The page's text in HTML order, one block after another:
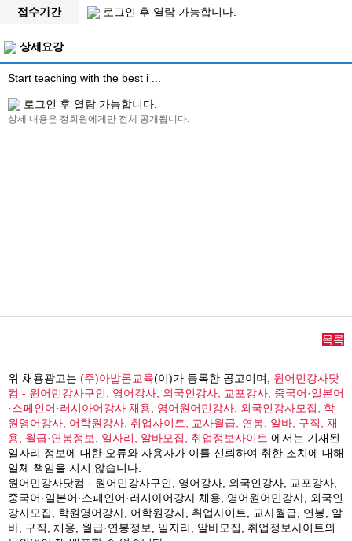
접수기간 로그인 후 열람 가능합니다.
상세요강
Start teaching with the best i ...
로그인 후 열람 가능합니다.
상세 내용은 정회원에게만 전체 공개됩니다.
목록
위 채용광고는 (주)아발론교육(이)가 등록한 공고이며, 원어민강사닷
컴 - 원어민강사구인, 영어강사, 외국인강사, 교포강사, 중국어·일본어
·스페인어·러시아어강사 채용, 영어원어민강사, 외국인강사모집, 학
원영어강사, 어학원강사, 취업사이트, 교사월급, 연봉, 알바, 구직, 채
용, 월급·연봉정보, 일자리, 알바모집, 취업정보사이트 에서는 기재된
일자리 정보에 대한 오류와 사용자가 이를 신뢰하여 취한 조치에 대해
일체 책임을 지지 않습니다.
원어민강사닷컴 - 원어민강사구인, 영어강사, 외국인강사, 교포강사,
중국어·일본어·스페인어·러시아어강사 채용, 영어원어민강사, 외국인
강사모집, 학원영어강사, 어학원강사, 취업사이트, 교사월급, 연봉, 알
바, 구직, 채용, 월급·연봉정보, 일자리, 알바모집, 취업정보사이트의